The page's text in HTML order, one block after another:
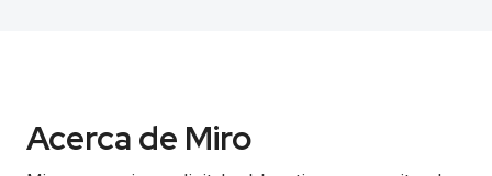
Acerca de Miro